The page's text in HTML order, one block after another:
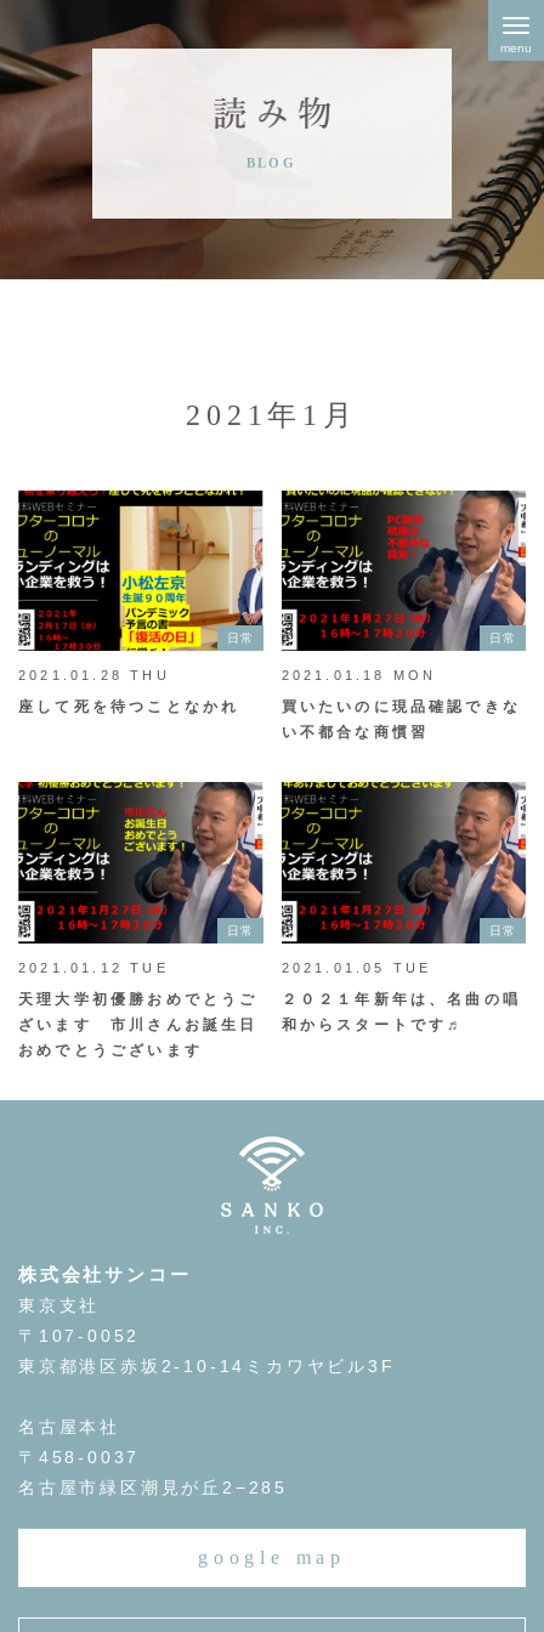
to
content
2021年1月
座して死を待つことなかれ
2021.01.28 THU
日常
買いたいのに現品確認できな
い不都合な商慣習
2021.01.18 MON
日常
天理大学初優勝おめでとうご
ざいます 市川さんお誕生日
おめでとうございます
2021.01.12 TUE
日常
２０２１年新年は、名曲の唱
和からスタートです♬
2021.01.05 TUE
日常
株式会社サンコー
東京支社
〒107-0052
東京都港区赤坂2-10-14ミカワヤビル3F
名古屋本社
〒458-0037
名古屋市緑区潮見が丘2−285
google map